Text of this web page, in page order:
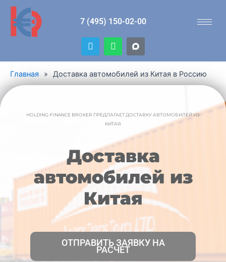
Перейти
содержимому
7 (495) 150-02-00
T
e
l
g
r
W
h
a
s
a
Главная » Доставка автомобилей из Китая в Россию
HOLDING-FINANCE BROKER ПРЕДЛАГАЕТ ДОСТАВКУ АВТОМОБИЛЕЙ ИЗ
КИТАЯ
Доставка
автомобилей из
Китая
ОТПРАВИТЬ ЗАЯВКУ НА
РАСЧЕТ